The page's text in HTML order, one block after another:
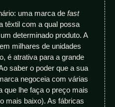
uma marca de fast
têxtil com a qual possa
determinado produto. A
milhares de unidades
é atrativa para a grande
saber o poder que a sua
negoceia com várias
que lhe faça o preço mais
mais baixo). As fábricas